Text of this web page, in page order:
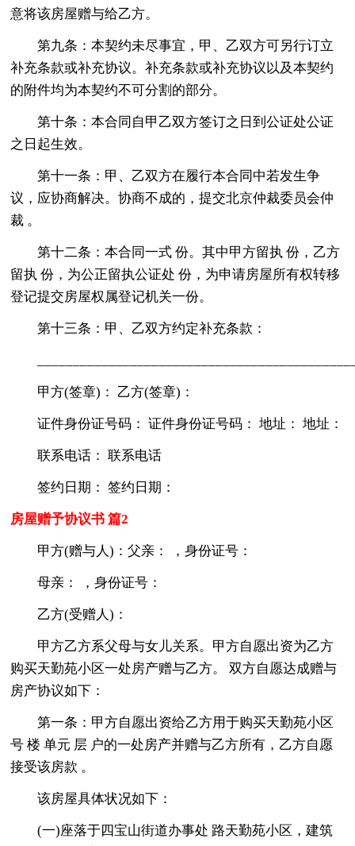
意将该房屋赠与给乙方。
第九条：本契约未尽事宜，甲、乙双方可另行订立
补充条款或补充协议。补充条款或补充协议以及本契约
的附件均为本契约不可分割的部分。
第十条：本合同自甲乙双方签订之日到公证处公证
之日起生效。
第十一条：甲、乙双方在履行本合同中若发生争
议，应协商解决。协商不成的，提交北京仲裁委员会仲
裁 。
第十二条：本合同一式 份。其中甲方留执 份，乙方
留执 份，为公正留执公证处 份，为申请房屋所有权转移
登记提交房屋权属登记机关一份。
第十三条：甲、乙双方约定补充条款：
甲方(签章)： 乙方(签章)：
证件身份证号码： 证件身份证号码： 地址： 地址：
联系电话： 联系电话
签约日期： 签约日期：
房屋赠予协议书 篇2
甲方(赠与人)：父亲： ，身份证号：
母亲： ，身份证号：
乙方(受赠人)：
甲方乙方系父母与女儿关系。甲方自愿出资为乙方
购买天勤苑小区一处房产赠与乙方。 双方自愿达成赠与
房产协议如下：
第一条：甲方自愿出资给乙方用于购买天勤苑小区
号 楼 单元 层 户的一处房产并赠与乙方所有，乙方自愿
接受该房款 。
该房屋具体状况如下：
(一)座落于四宝山街道办事处 路天勤苑小区，建筑